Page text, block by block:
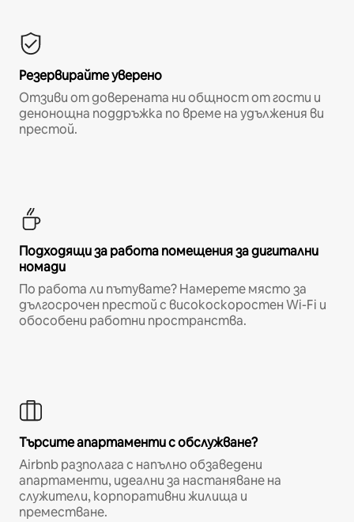
Резервирайте уверено
Отзиви от доверената ни общност от гости и
денонощна поддръжка по време на удължения ви
престой.
Подходящи за работа помещения за дигитални
номади
По работа ли пътувате? Намерете място за
дългосрочен престой с високоскоростен Wi-Fi и
обособени работни пространства.
Търсите апартаменти с обслужване?
Airbnb разполага с напълно обзаведени
апартаменти, идеални за настаняване на
служители, корпоративни жилища и
преместване.